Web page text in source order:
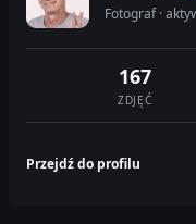
Fotograf ·
167
ZDJĘĆ
Przejdź do profilu